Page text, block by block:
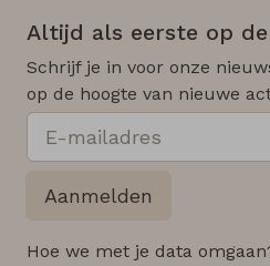
Altijd als eerste op
Schrijf je in voor onze
op de hoogte van nieuwe
Aanmelden
Hoe we met je data